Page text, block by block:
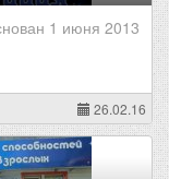
1 июня 2013
26.02.16